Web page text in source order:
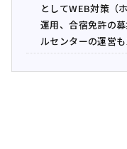
としてWEB対策（
運用、合宿免許の
ルセンターの運営も